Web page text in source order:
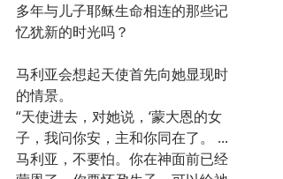
多年与儿子耶稣生命相连的那些记
忆犹新的时光吗？
马利亚会想起天使首先向她显现时
的情景。
“天使进去，对她说，‘蒙大恩的女
子，我问你安，主和你同在了。 ...
马利亚，不要怕。你在神面前已经